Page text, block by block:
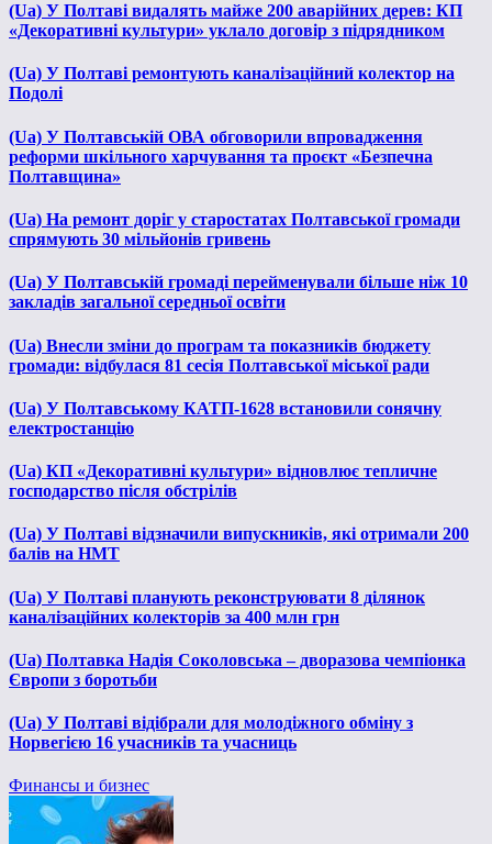
(Ua) У Полтаві видалять майже 200 аварійних дерев: КП
«Декоративні культури» уклало договір з підрядником
(Ua) У Полтаві ремонтують каналізаційний колектор на
Подолі
(Ua) У Полтавській ОВА обговорили впровадження
реформи шкільного харчування та проєкт «Безпечна
Полтавщина»
(Ua) На ремонт доріг у старостатах Полтавської громади
спрямують 30 мільйонів гривень
(Ua) У Полтавській громаді перейменували більше ніж 10
закладів загальної середньої освіти
(Ua) Внесли зміни до програм та показників бюджету
громади: відбулася 81 сесія Полтавської міської ради
(Ua) У Полтавському КАТП-1628 встановили сонячну
електростанцію
(Ua) КП «Декоративні культури» відновлює тепличне
господарство після обстрілів
(Ua) У Полтаві відзначили випускників, які отримали 200
балів на НМТ
(Ua) У Полтаві планують реконструювати 8 ділянок
каналізаційних колекторів за 400 млн грн
(Ua) Полтавка Надія Соколовська – дворазова чемпіонка
Європи з боротьби
(Ua) У Полтаві відібрали для молодіжного обміну з
Норвегією 16 учасників та учасниць
Финансы и бизнес